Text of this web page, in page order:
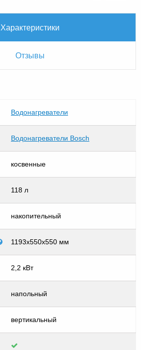
Характеристики
Отзывы
Водонагреватели
Водонагреватели Bosch
косвенные
118 л
накопительный
1193х550х550 мм
2,2 кВт
напольный
вертикальный